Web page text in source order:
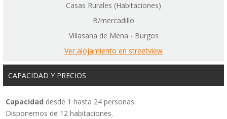
Casas Rurales (Habitaciones)
B/mercadillo
Villasana de Mena - Burgos
Ver alojamiento en streetview
CAPACIDAD Y PRECIOS
Capacidad desde 1 hasta 24 personas.
Disponemos de 12 habitaciones.